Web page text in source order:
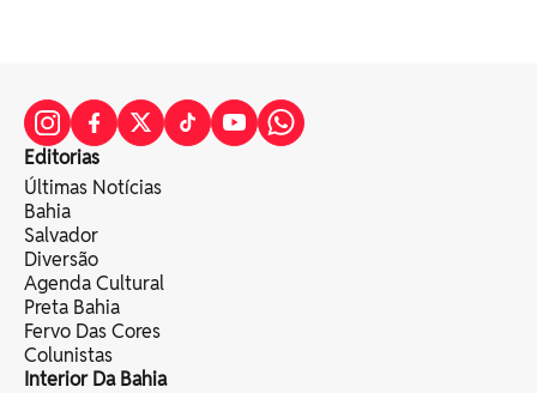
Editorias
Últimas Notícias
Bahia
Salvador
Diversão
Agenda Cultural
Preta Bahia
Fervo Das Cores
Colunistas
Interior Da Bahia